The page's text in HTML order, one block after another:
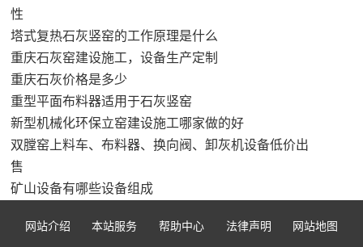
性
塔式复热石灰竖窑的工作原理是什么
重庆石灰窑建设施工，设备生产定制
重庆石灰价格是多少
重型平面布料器适用于石灰竖窑
新型机械化环保立窑建设施工哪家做的好
双膛窑上料车、布料器、换向阀、卸灰机设备低价出
售
矿山设备有哪些设备组成
网站介绍 本站服务 帮助中心 法律声明 网站地图